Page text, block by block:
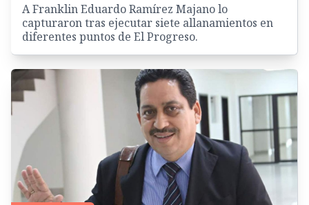
A Franklin Eduardo Ramírez Majano lo
capturaron tras ejecutar siete allanamientos en
diferentes puntos de El Progreso.